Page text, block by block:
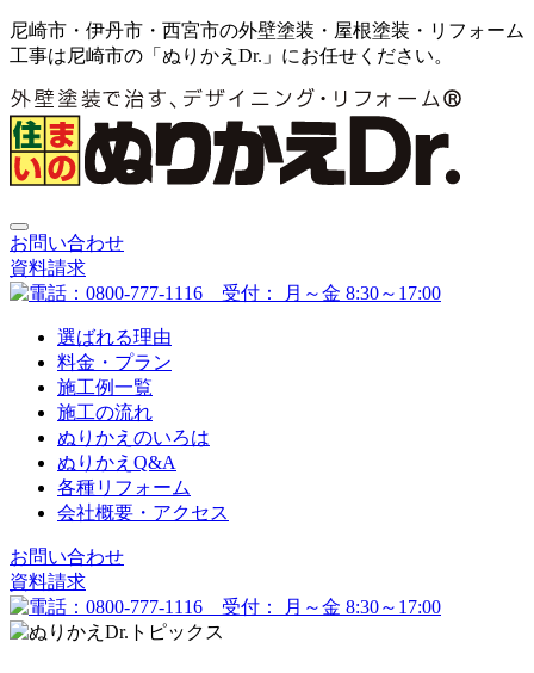
尼崎市・伊丹市・西宮市の外壁塗装・屋根塗装・リフォーム
工事は尼崎市の「ぬりかえDr.」にお任せください。
お問い合わせ
資料請求
選ばれる理由
料金・プラン
施工例一覧
施工の流れ
ぬりかえのいろは
ぬりかえQ&A
各種リフォーム
会社概要・アクセス
お問い合わせ
資料請求